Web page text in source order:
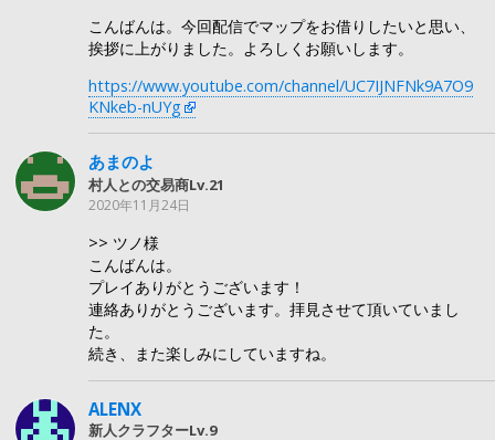
こんばんは。今回配信でマップをお借りしたいと思い、
挨拶に上がりました。よろしくお願いします。
https://www.youtube.com/channel/UC7IJNFNk9A7O9
KNkeb-nUYg
あまのよ
村人との交易商Lv.21
2020年11月24日
>> ツノ様
こんばんは。
プレイありがとうございます！
連絡ありがとうございます。拝見させて頂いていまし
た。
続き、また楽しみにしていますね。
ALENX
新人クラフターLv.9